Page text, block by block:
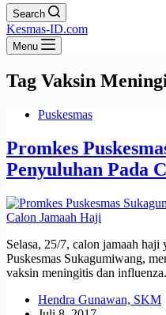
Search
Kesmas-ID.com
Menu
Tag Vaksin
Puskesmas
Promkes
Penyuluhan Pada
Selasa, 25/7, calon jamaah
Puskesmas Sukagumiwang,
vaksin meningitis dan influenza.
Hendra Gunawan, SKM